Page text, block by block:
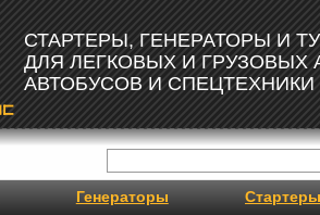
СТАРТЕРЫ, ГЕНЕРАТОРЫ И
ДЛЯ ЛЕГКОВЫХ И ГРУЗОВЫХ
АВТОБУСОВ И СПЕЦТЕХНИКИ
Генераторы Стартеры